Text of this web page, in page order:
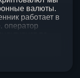
валюты.
работает в
оператор
обмены